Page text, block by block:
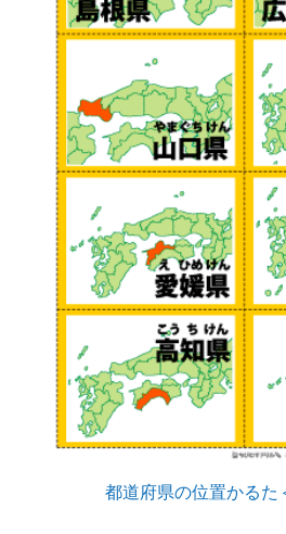
都道府県の位置かるた